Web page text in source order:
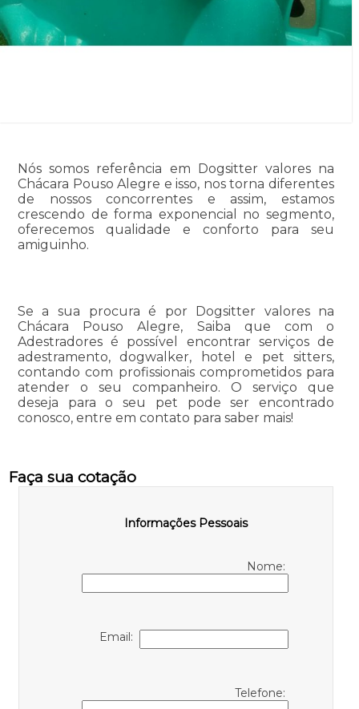
Nós somos referência em Dogsitter valores na
Chácara Pouso Alegre e isso, nos torna diferentes
de nossos concorrentes e assim, estamos
crescendo de forma exponencial no segmento,
oferecemos qualidade e conforto para seu
amiguinho.
Se a sua procura é por Dogsitter valores na
Chácara Pouso Alegre, Saiba que com o
Adestradores é possível encontrar serviços de
adestramento, dogwalker, hotel e pet sitters,
contando com profissionais comprometidos para
atender o seu companheiro. O serviço que
deseja para o seu pet pode ser encontrado
conosco, entre em contato para saber mais!
Faça sua cotação
Informações Pessoais
Nome:
Email:
Telefone: